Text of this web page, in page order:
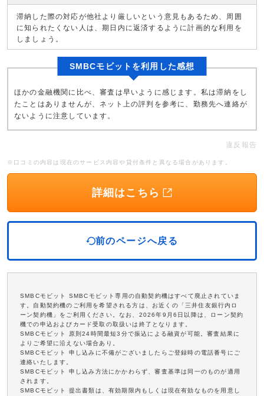
滞納した際の対応が他社より厳しいという意見もあるため、周囲
に知られたくない人は、期日内に返済するように計画的な利用を
しましょう。
SMBCモビットを利用した感想
ほかの金融機関に比べ、審査は早いように感じます。私は滞納をし
たことはありませんが、ネット上の評判を参考に、勤務先へ連絡が
ないように注意しています。
違反報告
※口コミの内容は現在のサービス内容や貸付条件と異なる場合があります。
詳細はこちら
前のページへ戻る
SMBCモビット SMBCモビット専用の自動契約機はすべて廃止されていま
す。自動契約機のご利用を希望される方は、お近くの「三井住友銀行内ロ
ーン契約機」をご利用ください。なお、2026年9月6日以降は、ローン契約
機での申込およびカード受取の取扱いは終了となります。
SMBCモビット 原則24時間最短3分で振込による融資が可能。審査結果に
よりご希望に沿えない場合あり。
SMBCモビット 申し込みに不備がございましたらご登録時の電話番号にご
連絡いたします。
SMBCモビット 申し込み方法にかかわらず、審査基準は同一のものが適用
されます。
SMBCモビット 提出書類は、有効期限内もしくは現在有効なものを用意し